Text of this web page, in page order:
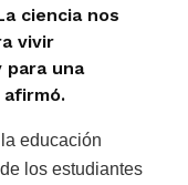
ciencia nos
vivir
para una
afirmó.
educación
los estudiantes